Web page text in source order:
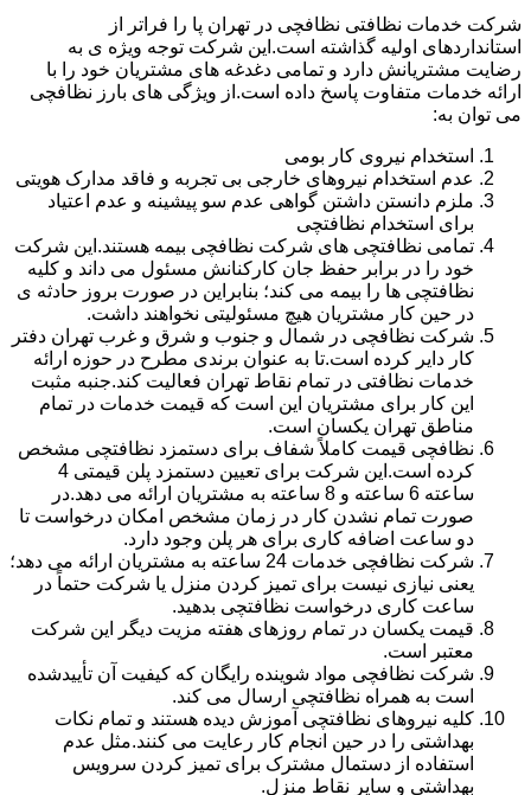
شرکت خدمات نظافتی نظافچی در تهران پا را فراتر از
استانداردهای اولیه گذاشته است.این شرکت توجه ویژه ی به
رضایت مشتریانش دارد و تمامی دغدغه های مشتریان خود را با
ارائه خدمات متفاوت پاسخ داده است.از ویژگی های بارز نظافچی
می توان به:
استخدام نیروی کار بومی
عدم استخدام نیروهای خارجی بی تجربه و فاقد مدارک هویتی
ملزم دانستن داشتن گواهی عدم سو پیشینه و عدم اعتیاد
برای استخدام نظافتچی
تمامی نظافتچی های شرکت نظافچی بیمه هستند.این شرکت
خود را در برابر حفظ جان کارکنانش مسئول می داند و کلیه
نظافتچی ها را بیمه می کند؛ بنابراین در صورت بروز حادثه ی
در حین کار مشتریان هیچ مسئولیتی نخواهند داشت.
شرکت نظافچی در شمال و جنوب و شرق و غرب تهران دفتر
کار دایر کرده است.تا به عنوان برندی مطرح در حوزه ارائه
خدمات نظافتی در تمام نقاط تهران فعالیت کند.جنبه مثبت
این کار برای مشتریان این است که قیمت خدمات در تمام
مناطق تهران یکسان است.
نظافچی قیمت کاملاً شفاف برای دستمزد نظافتچی مشخص
کرده است.این شرکت برای تعیین دستمزد پلن قیمتی 4
ساعته 6 ساعته و 8 ساعته به مشتریان ارائه می دهد.در
صورت تمام نشدن کار در زمان مشخص امکان درخواست تا
دو ساعت اضافه کاری برای هر پلن وجود دارد.
شرکت نظافچی خدمات 24 ساعته به مشتریان ارائه می دهد؛
یعنی نیازی نیست برای تمیز کردن منزل یا شرکت حتماً در
ساعت کاری درخواست نظافتچی بدهید.
قیمت یکسان در تمام روزهای هفته مزیت دیگر این شرکت
معتبر است.
شرکت نظافچی مواد شوینده رایگان که کیفیت آن تأییدشده
است به همراه نظافتچی ارسال می کند.
کلیه نیروهای نظافتچی آموزش دیده هستند و تمام نکات
بهداشتی را در حین انجام کار رعایت می کنند.مثل عدم
استفاده از دستمال مشترک برای تمیز کردن سرویس
بهداشتی و سایر نقاط منزل.